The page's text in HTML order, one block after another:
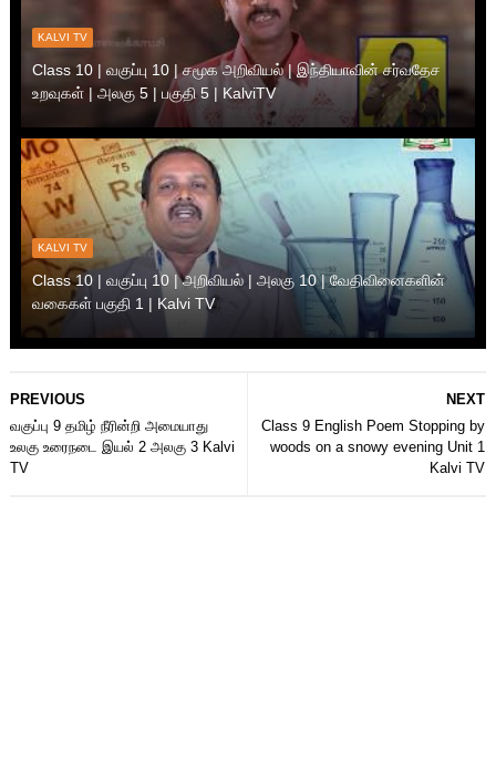
KALVI TV
Class 10 | வகுப்பு 10 | சமூக அறிவியல் | இந்தியாவின் சர்வதேச
உறவுகள் | அலகு 5 | பகுதி 5 | KalviTV
KALVI TV
Class 10 | வகுப்பு 10 | அறிவியல் | அலகு 10 | வேதிவினைகளின்
வகைகள் பகுதி 1 | Kalvi TV
NEXT
Class 9 English Poem Stopping by
woods on a snowy evening Unit 1
Kalvi TV
PREVIOUS
வகுப்பு 9 தமிழ் நீரின்றி அமையாது
உலகு உரைநடை இயல் 2 அலகு 3 Kalvi
TV